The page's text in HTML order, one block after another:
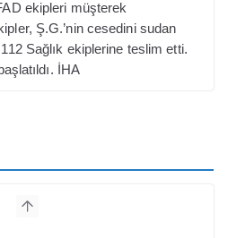
ekipleri müşterek
Ş.G.’nin cesedini sudan
Sağlık ekiplerine teslim etti.
İHA